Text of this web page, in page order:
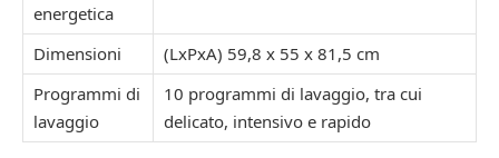
energetica
Dimensioni
(LxPxA) 59,8 x 55 x 81,5 cm
Programmi di
lavaggio
10 programmi di lavaggio, tra cui
delicato, intensivo e rapido